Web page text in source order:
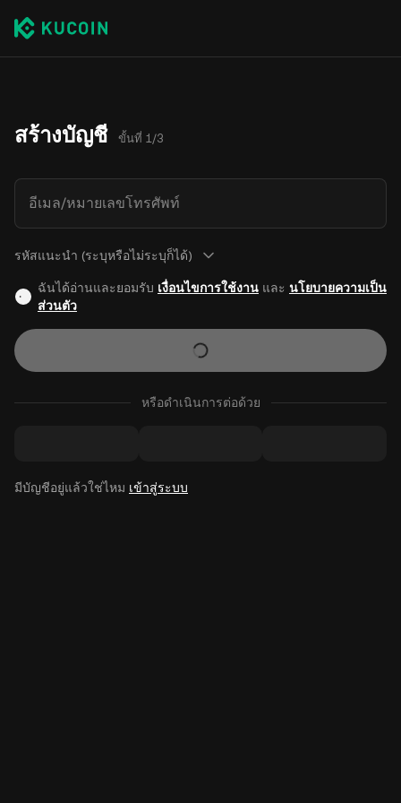
สร้างบัญชี ขั้นที่ 1/3
อีเมล/หมายเลขโทรศัพท์
รหัสแนะนำ (ระบุหรือไม่ระบุก็ได้)
ฉันได้อ่านและยอมรับ เงื่อนไขการใช้งานและ นโยบายความเป็น
ส่วนตัว
หรือดำเนินการต่อด้วย
มีบัญชีอยู่แล้วใช่ไหม เข้าสู่ระบบ